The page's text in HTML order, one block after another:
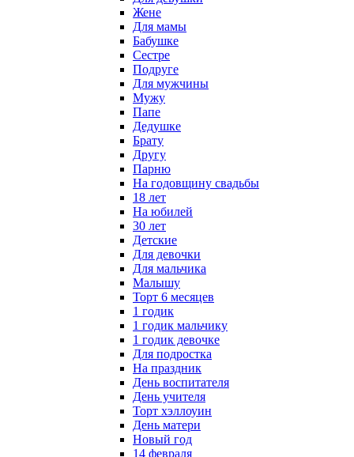
Жене
Для мамы
Бабушке
Сестре
Подруге
Для мужчины
Мужу
Папе
Дедушке
Брату
Другу
Парню
На годовщину свадьбы
18 лет
На юбилей
30 лет
Детские
Для девочки
Для мальчика
Малышу
Торт 6 месяцев
1 годик
1 годик мальчику
1 годик девочке
Для подростка
На праздник
День воспитателя
День учителя
Торт хэллоуин
День матери
Новый год
14 февраля